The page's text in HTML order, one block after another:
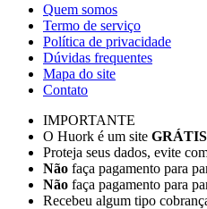
Quem somos
Termo de serviço
Política de privacidade
Dúvidas frequentes
Mapa do site
Contato
IMPORTANTE
O Huork é um site GRÁTIS
Proteja seus dados, evite
Não faça pagamento para
Não faça pagamento para
Recebeu algum tipo